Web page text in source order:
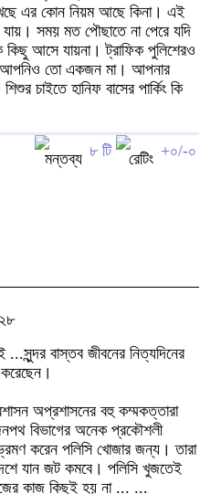
এর কোন নিয়ম আছে কিনা। এই
যায়। সময় মত পৌছাতে না পেরে যদি
কিছু আসে যায়না। ট্রাফিক পুলিশেরও
আপনিও তো একজন মা। আপনার
চাইতে হানিফ বাসের পার্কিং কি
৮ টি +০/-০
বাস্তব জীবনের নিত্যদিনের
অপ্রশাসনের বহু কম্মকত্তারা
বিভাগের অনেক প্রকৌশলী
করেন পলিসি খোজার জন্য। তারা
যান জট কমবে। পলিসি খুজতেই
কাজ কিছুই হয় না ... ...